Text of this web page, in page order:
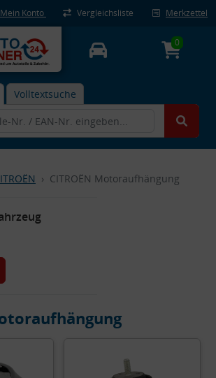
Mein Konto Vergleichsliste Merkzettel
Volltextsuche
0
CITROËN Motoraufhängung